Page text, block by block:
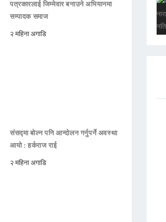
पत्रकारलाई जिम्मेवार बनाउने अभियानमा
सम्पादक समाज
२ महिना अगाडि
संसद्मा बोल्न पनि आन्दोलन गर्नुपर्ने अवस्था
आयो : हर्कराज राई
२ महिना अगाडि